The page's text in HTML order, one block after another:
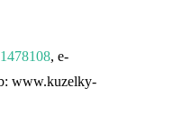
, e-
www.kuzelky-